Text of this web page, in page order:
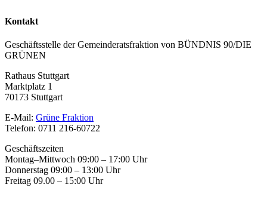
Kontakt
Geschäftsstelle der Gemeinderatsfraktion von BÜNDNIS 90/DIE
GRÜNEN
Rathaus Stuttgart
Marktplatz 1
70173 Stuttgart
E-Mail: Grüne Fraktion
Telefon: 0711 216-60722
Geschäftszeiten
Montag–Mittwoch 09:00 – 17:00 Uhr
Donnerstag 09:00 – 13:00 Uhr
Freitag 09.00 – 15:00 Uhr